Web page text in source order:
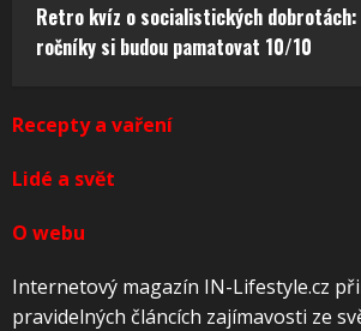
Retro kvíz o socialistických
ročníky si budou pamatovat 10/10
Recepty a vaření
Lidé a svět
O webu
Internetový magazín IN-Lifestyle.cz
pravidelných článcích zajímavosti ze